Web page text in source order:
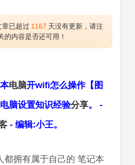
已超过 1167 天没有更新，请注
的内容是否还可用！
电脑开wifi怎么操作【图
电脑设置知识经验分享。 -
- 编辑:小王。
拥有属于自己的 笔记本